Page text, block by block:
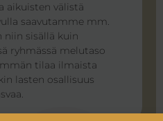
aikuisten välistä
saavutamme mm.
niin sisällä kuin
ryhmässä melutaso
tilaa ilmaista
lasten osallisuus